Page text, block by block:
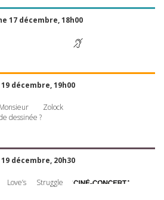
17 décembre, 18h00
décembre, 19h00
Zolock
dessinée ?
décembre, 20h30
Love’s Struggle